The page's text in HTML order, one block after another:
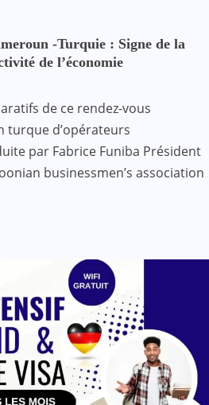
-Turquie : Signe de la
de l’économie
de ce rendez-vous
turque d’opérateurs
par Fabrice Funiba Président
businessmen’s association